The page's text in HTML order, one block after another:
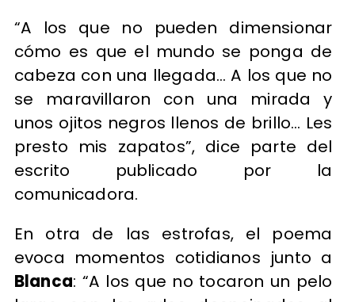
“A los que no pueden dimensionar
cómo es que el mundo se ponga de
cabeza con una llegada… A los que no
se maravillaron con una mirada y
unos ojitos negros llenos de brillo… Les
presto mis zapatos”, dice parte del
escrito publicado por la
comunicadora.
En otra de las estrofas, el poema
evoca momentos cotidianos junto a
Blanca: “A los que no tocaron un pelo